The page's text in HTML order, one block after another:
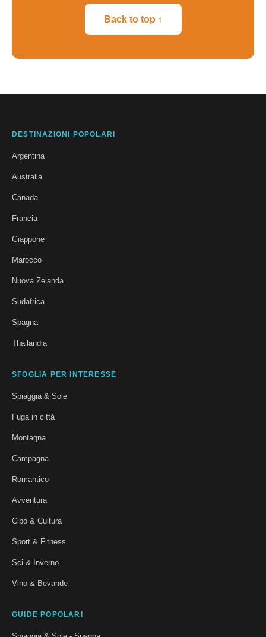
Back to top ↑
DESTINAZIONI POPOLARI
Argentina
Australia
Canada
Francia
Giappone
Marocco
Nuova Zelanda
Sudafrica
Spagna
Thailandia
SFOGLIA PER INTERESSE
Spiaggia & Sole
Fuga in città
Montagna
Campagna
Romantico
Avventura
Cibo & Cultura
Sport & Fitness
Sci & Inverno
Vino & Bevande
GUIDE POPOLARI